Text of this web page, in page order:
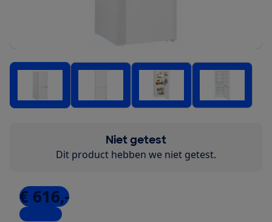
Niet getest
Dit product hebben we niet getest.
€ 616,-
6 winkels